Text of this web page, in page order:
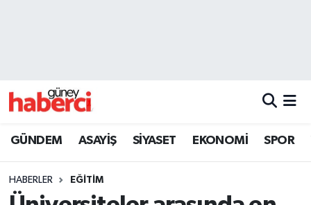
GÜNDEM ASAYİŞ SİYASET EKONOMİ SPOR
HABERLER EĞİTİM
Beyoğlu Trafik Yoğunluk Haritası
Son Dakika Haberleri